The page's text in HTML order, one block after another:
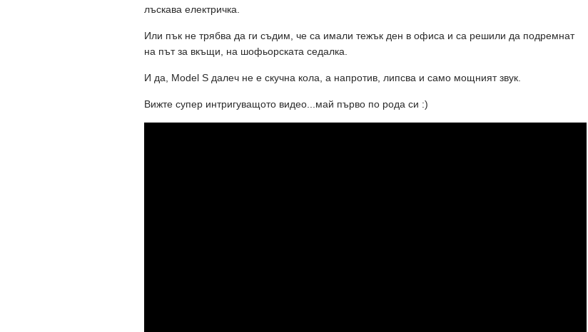
лъскава електричка.
Или пък не трябва да ги съдим, че са имали тежък ден в офиса и са решили да подремнат
на път за вкъщи, на шофьорската седалка.
И да, Model S далеч не е скучна кола, а напротив, липсва и само мощният звук.
Вижте супер интригуващото видео...май първо по рода си :)